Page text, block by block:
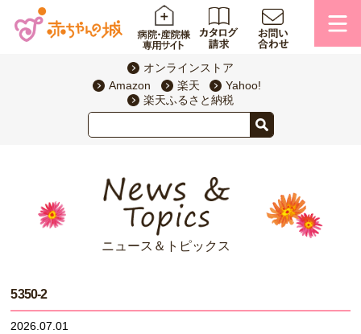
オンラインストア
Amazon
楽天
Yahoo!
楽天ふるさと納税
ニュース＆トピックス
5350-2
2026.07.01